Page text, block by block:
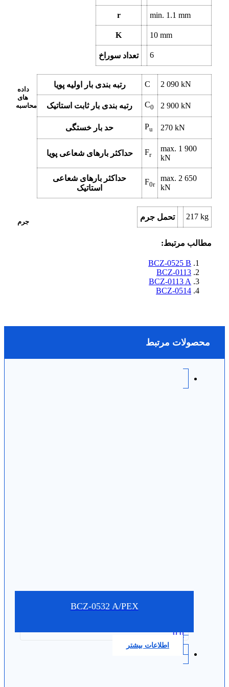
r min. 1.1mm
K 10mm
تعداد سوراخ 6
داده
های
محاسبه
رتبه بندی بار اولیه پویا C 2 090kN
رتبه بندی بار ثابت استاتیک C0 2 900kN
حد بار خستگی Pu 270kN
حداکثر بارهای شعاعی پویا Fr
max. 1 900
kN
حداکثر بارهای شعاعی
استاتیک
F0r
max. 2 650
kN
جرم
تحمل جرم 217kg
مطالب مرتبط:
BCZ-0525 B
BCZ-0113
BCZ-0113 A
BCZ-0514
محصولات مرتبط
BCZ-0532 A/PEX
0.0
اطلاعات بیشتر